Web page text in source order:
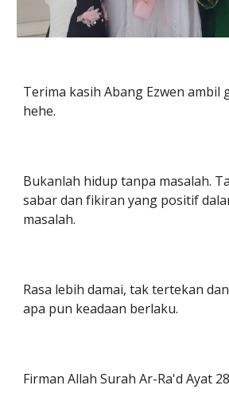
Terima kasih Abang Ezwen ambil
hehe.
Bukanlah hidup tanpa masalah.
sabar dan fikiran yang positif
masalah.
Rasa lebih damai, tak tertekan
apa pun keadaan berlaku.
Firman Allah Surah Ar-Ra'd Ayat